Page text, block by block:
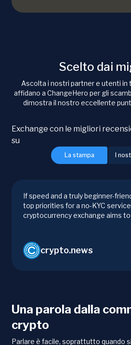
Scelto dai
Ascolta i nostri partner e utenti in
affidano a ChangeHero per gli
dimostra il nostro eccellente
La stampa I
Exchange con le migliori
su
If speed and a truly beginner-
top priorities for a no-KYC
cryptocurrency exchange aims
crypto.news
Una parola dalla
crypto
Parlare è facile, soprattutto quando